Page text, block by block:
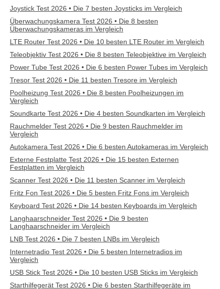
Joystick Test 2026 • Die 7 besten Joysticks im Vergleich
Überwachungskamera Test 2026 • Die 8 besten
Überwachungskameras im Vergleich
LTE Router Test 2026 • Die 10 besten LTE Router im Vergleich
Teleobjektiv Test 2026 • Die 8 besten Teleobjektive im Vergleich
Power Tube Test 2026 • Die 6 besten Power Tubes im Vergleich
Tresor Test 2026 • Die 11 besten Tresore im Vergleich
Poolheizung Test 2026 • Die 8 besten Poolheizungen im
Vergleich
Soundkarte Test 2026 • Die 4 besten Soundkarten im Vergleich
Rauchmelder Test 2026 • Die 9 besten Rauchmelder im
Vergleich
Autokamera Test 2026 • Die 6 besten Autokameras im Vergleich
Externe Festplatte Test 2026 • Die 15 besten Externen
Festplatten im Vergleich
Scanner Test 2026 • Die 11 besten Scanner im Vergleich
Fritz Fon Test 2026 • Die 5 besten Fritz Fons im Vergleich
Keyboard Test 2026 • Die 14 besten Keyboards im Vergleich
Langhaarschneider Test 2026 • Die 9 besten
Langhaarschneider im Vergleich
LNB Test 2026 • Die 7 besten LNBs im Vergleich
Internetradio Test 2026 • Die 5 besten Internetradios im
Vergleich
USB Stick Test 2026 • Die 10 besten USB Sticks im Vergleich
Starthilfegerät Test 2026 • Die 6 besten Starthilfegeräte im